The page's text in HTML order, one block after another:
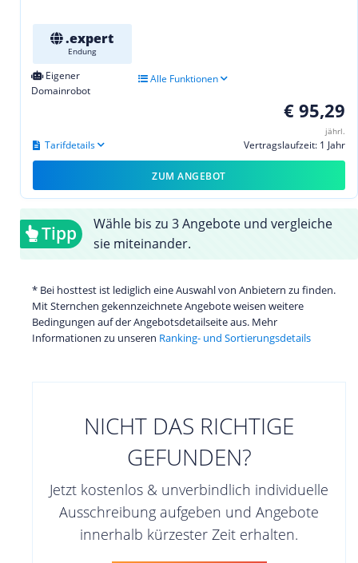
.expert
Endung
Eigener
Domainrobot
Alle Funktionen
€ 95,29
jährl.
Vertragslaufzeit: 1 Jahr
Tarifdetails
ZUM ANGEBOT
Tipp
Wähle bis zu 3 Angebote und vergleiche
sie miteinander.
* Bei hosttest ist lediglich eine Auswahl von Anbietern zu finden.
Mit Sternchen gekennzeichnete Angebote weisen weitere
Bedingungen auf der Angebotsdetailseite aus. Mehr
Informationen zu unseren Ranking- und Sortierungsdetails
NICHT DAS RICHTIGE
GEFUNDEN?
Jetzt kostenlos & unverbindlich individuelle
Ausschreibung aufgeben und Angebote
innerhalb kürzester Zeit erhalten.